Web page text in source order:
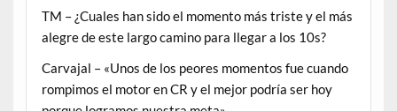
TM – ¿Cuales han sido el momento más triste y el más
alegre de este largo camino para llegar a los 10s?
Carvajal – «Unos de los peores momentos fue cuando
rompimos el motor en CR y el mejor podría ser hoy